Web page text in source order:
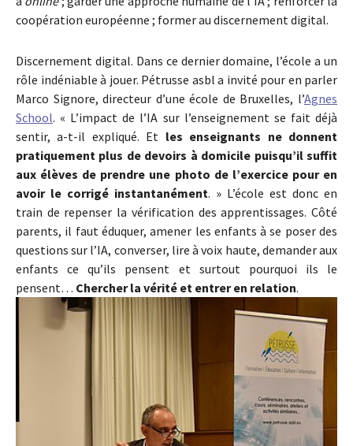
coopération européenne ; former au discernement digital.
Show larger version
Discernement digital. Dans ce dernier domaine, l’école a un
rôle indéniable à jouer. Pétrusse asbl a invité pour en parler
Marco Signore, directeur d’une école de Bruxelles, l’Agnes
School. « L’impact de l’IA sur l’enseignement se fait déjà
sentir, a-t-il expliqué. Et les enseignants ne donnent
pratiquement plus de devoirs à domicile puisqu’il suffit
aux élèves de prendre une photo de l’exercice pour en
avoir le corrigé instantanément. » L’école est donc en
train de repenser la vérification des apprentissages. Côté
parents, il faut éduquer, amener les enfants à se poser des
questions sur l’IA, converser, lire à voix haute, demander aux
enfants ce qu’ils pensent et surtout pourquoi ils le
pensent… Chercher la vérité et entrer en relation.